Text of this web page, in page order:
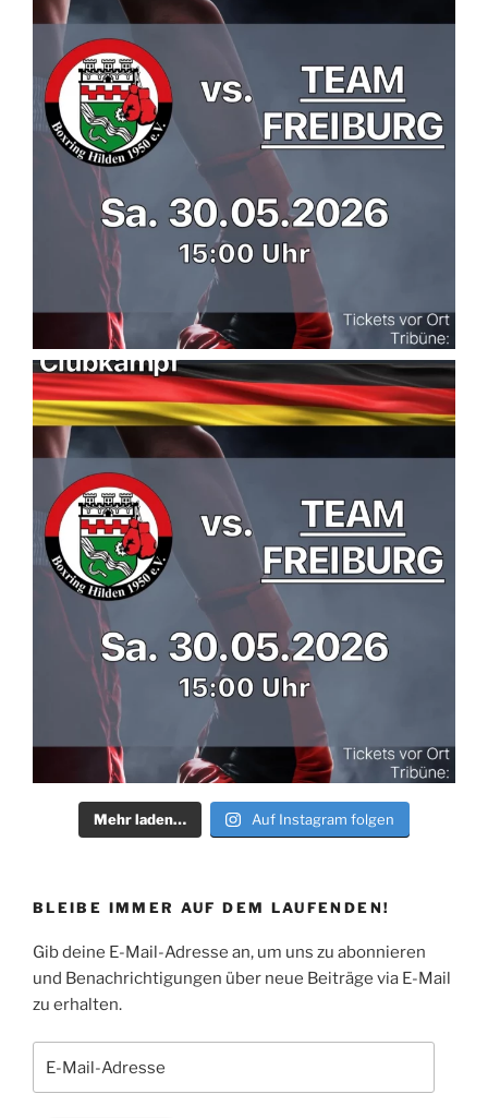
Mehr laden… Auf Instagram folgen
BLEIBE IMMER AUF DEM LAUFENDEN!
Gib deine E-Mail-Adresse an, um uns zu abonnieren
und Benachrichtigungen über neue Beiträge via E-Mail
zu erhalten.
Mail-